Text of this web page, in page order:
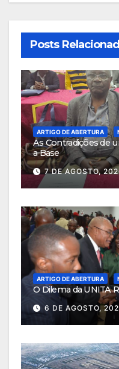
Posts
ARTIGO DE ABERTURA
As Contradições de
a Base
7 DE AGOSTO,
ARTIGO DE ABERTURA
O Dilema da UNITA
6 DE AGOSTO,